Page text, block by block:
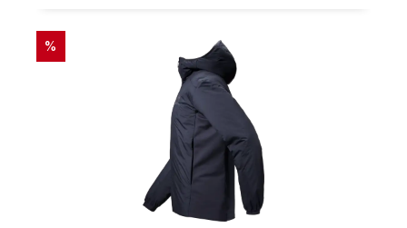
RABATT
%